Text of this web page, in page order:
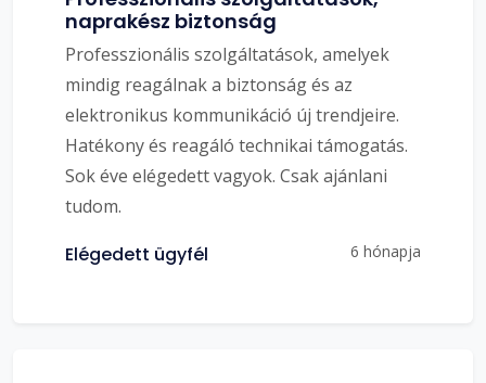
naprakész biztonság
Professzionális szolgáltatások, amelyek
mindig reagálnak a biztonság és az
elektronikus kommunikáció új trendjeire.
Hatékony és reagáló technikai támogatás.
Sok éve elégedett vagyok. Csak ajánlani
tudom.
Elégedett ügyfél 6 hónapja